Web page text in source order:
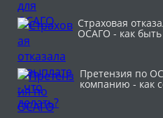
Страховая
ОСАГО - как быть
Претензия по
компанию - как